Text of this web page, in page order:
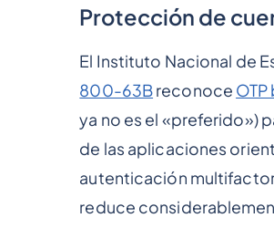
Protección de
El Instituto Nacional de
800-63Breconoce OTP
ya no es el «preferido»)
de las aplicaciones
autenticación
reduce